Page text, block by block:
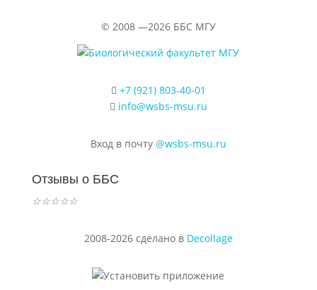
© 2008 —2026 ББС МГУ
+7 (921) 803-40-01
info@wsbs-msu.ru
Вход в почту @wsbs-msu.ru
Отзывы о ББС
☆☆☆☆☆
2008-2026 сделано в Decollage